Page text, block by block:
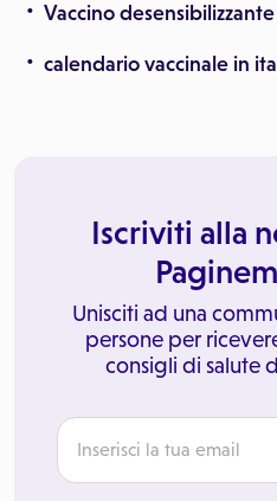
Vaccino
calendario vaccinale in
Iscriviti alla
Unisciti ad una
persone per
consigli di salute